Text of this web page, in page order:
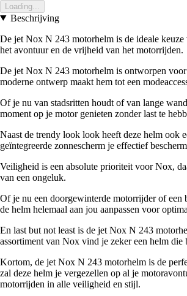
Loading...
Beschrijving
De jet Nox N 243 motorhelm is de ideale
het avontuur en de vrijheid van het motorrijden.
De jet Nox N 243 motorhelm is ontworpen
moderne ontwerp maakt hem tot een
Of je nu van stadsritten houdt of van lange
moment op je motor genieten zonder last te
Naast de trendy look look heeft deze helm ook
geïntegreerde zonnescherm je effectief
Veiligheid is een absolute prioriteit voor Nox,
van een ongeluk.
Of je nu een doorgewinterde motorrijder of een
de helm helemaal aan jou aanpassen voor
En last but not least is de jet Nox N 243
assortiment van Nox vind je zeker een helm die
Kortom, de jet Nox N 243 motorhelm is de
zal deze helm je vergezellen op al je
motorrijden in alle veiligheid en stijl.